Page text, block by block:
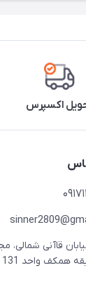
اکسپرس
قاآنی
همکف واحد 131